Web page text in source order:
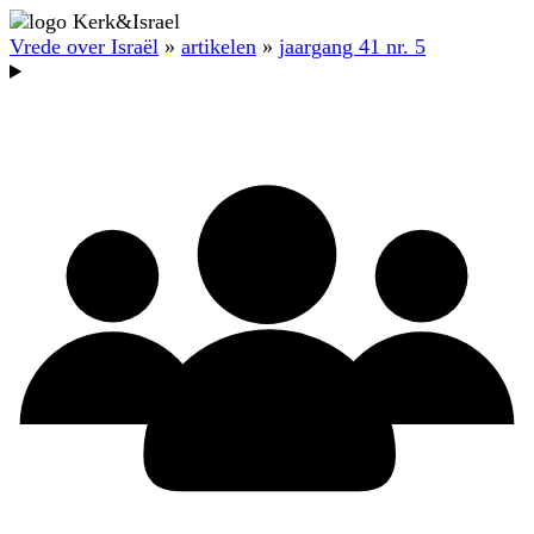
Vrede over Israël » artikelen » jaargang 41 nr. 5